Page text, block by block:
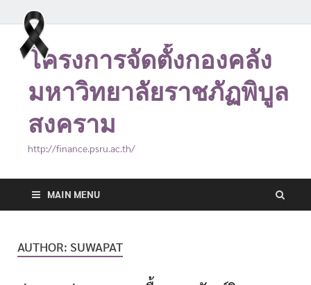
โครงการจัดตั้งกองคลัง
มหาวิทยาลัยราชภัฏพิบูล
สงคราม
http://finance.psru.ac.th/
MAIN MENU
AUTHOR: SUWAPAT